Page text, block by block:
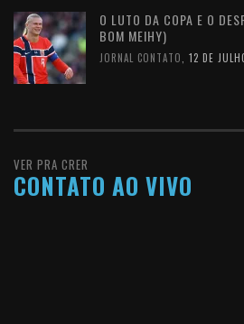
O LUTO DA COPA E O
BOM MEIHY)
JORNAL CONTATO 12 DE
VER PRA CRER
CONTATO AO VIVO